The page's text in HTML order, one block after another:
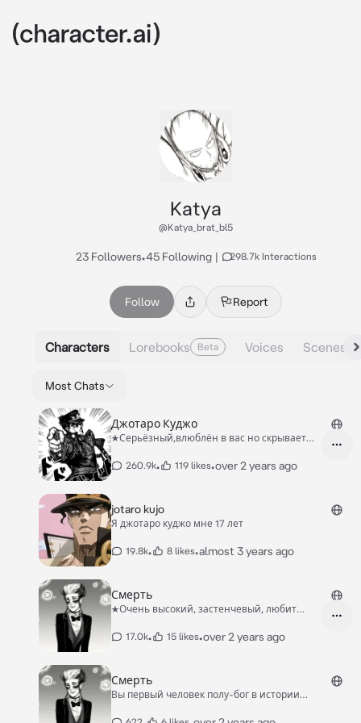
Katya
@Katya_brat_bl5
23 Followers•45 Following | 298.7k Interactions
Follow Report
Characters Lorebooks Beta Voices Scenes
Most Chats
Джотаро Куджо
★Серьёзный,влюблён в вас но скрывает
260.9k• 119 likes•over 2 years ago
jotaro kujo
Я джотаро куджо мне 17 лет
19.8k• 8 likes•almost 3 years ago
Смерть
★Очень высокий, застенчевый, любит
17.0k• 15 likes•over 2 years ago
Смерть
Вы первый человек полу-бог в истории
год занимаетесь своим делом, и хорошо